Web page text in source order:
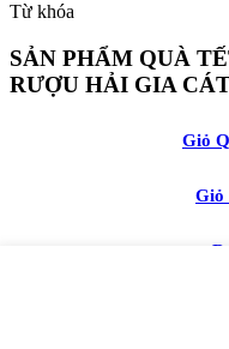
Từ khóa
SẢN PHẨM QUÀ
RƯỢU HẢI GIA
Giỏ
Giỏ